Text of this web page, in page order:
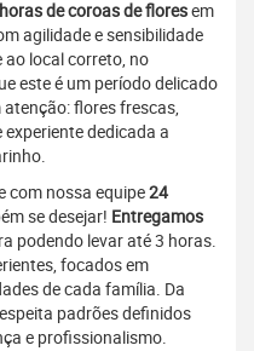
de coroas de floresem
agilidade e sensibilidade
ao local correto, no
este é um período delicado
flores frescas,
dedicada a
com nossa equipe24
se desejar! Entregamos
podendo levar até 3 horas.
focados em
de cada família. Da
padrões definidos
e profissionalismo.